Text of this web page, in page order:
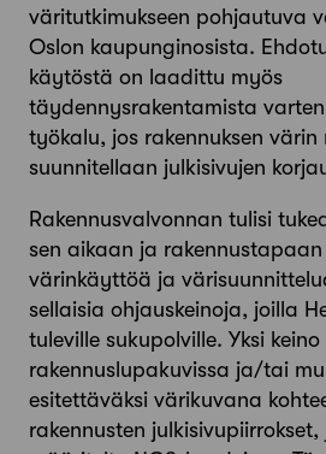
väritutkimukseen pohjautuva
Oslon kaupunginosista.
käytöstä on laadittu myös
täydennysrakentamista
työkalu, jos rakennuksen
suunnitellaan julkisivujen
Rakennusvalvonnan tulisi
sen aikaan ja
värinkäyttöä ja
sellaisia ohjauskeinoja, joilla
tuleville sukupolville. Yksi
rakennuslupakuvissa ja/tai
esitettäväksi värikuvana
rakennusten